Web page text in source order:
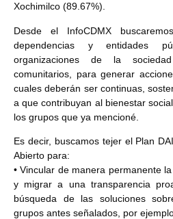
Xochimilco (89.67%).
Desde el InfoCDMX
dependencias y entidades
organizaciones de la
comunitarios, para generar
cuales deberán ser continuas,
a que contribuyan al bienestar
los grupos que ya mencioné.
Es decir, buscamos tejer el Plan
Abierto para:
• Vincular de manera permanente
y migrar a una transparencia
búsqueda de las soluciones
grupos antes señalados, por